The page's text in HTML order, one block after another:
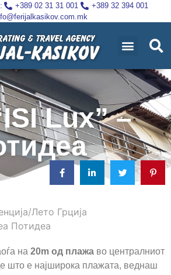
+389 02 31 31 001
+389 32 394 001
Lux” –
Лето Грција
Потидеа
нa 20m oд плажа во централниот
што е најширока плажата, веднаш